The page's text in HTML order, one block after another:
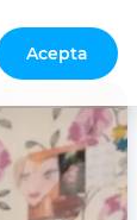
Acepta